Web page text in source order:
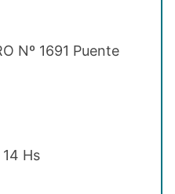
Nº 1691 Puente
Hs